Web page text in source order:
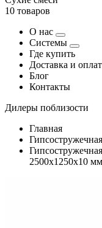
10 товаров
О нас
Системы
Где купить
Доставка и
Блог
Контакты
Дилеры поблизости
Главная
2500х1250х10 мм